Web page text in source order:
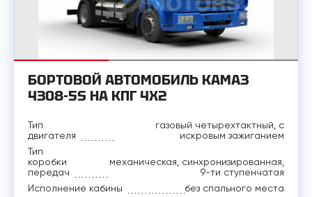
БОРТОВОЙ АВТОМОБИЛЬ КАМАЗ
4308-5S НА КПГ 4X2
Тип
двигателя
газовый четырехтактный, с
искровым зажиганием
Тип
коробки
передач
механическая, синхронизированная,
9-ти ступенчатая
Исполнение кабины
без спального места